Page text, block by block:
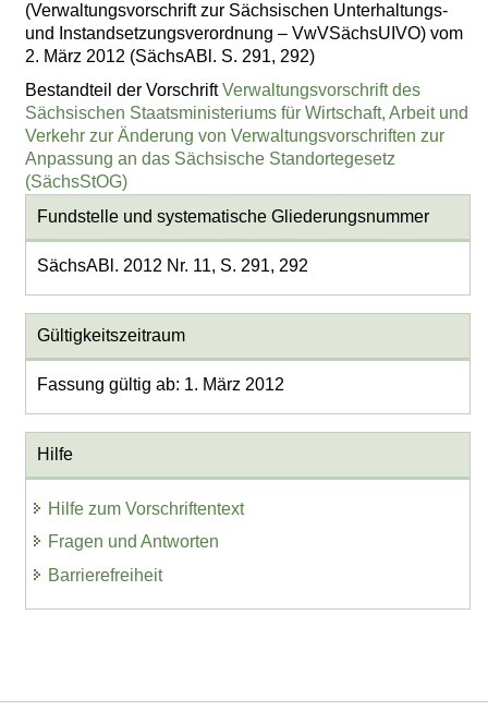
(Verwaltungsvorschrift zur Sächsischen Unterhaltungs-
und Instandsetzungsverordnung – VwVSächsUIVO) vom
2. März 2012 (SächsABl. S. 291, 292)
Bestandteil der VorschriftVerwaltungsvorschrift des
Sächsischen Staatsministeriums für Wirtschaft, Arbeit und
Verkehr zur Änderung von Verwaltungsvorschriften zur
Anpassung an das Sächsische Standortegesetz
(SächsStOG)
Fundstelle und systematische Gliederungsnummer
SächsABl. 2012 Nr. 11, S. 291, 292
Gültigkeitszeitraum
Fassung gültig ab: 1. März 2012
Hilfe
Hilfe zum Vorschriftentext
Fragen und Antworten
Barrierefreiheit